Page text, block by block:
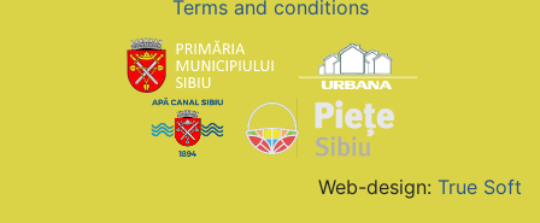
Terms and conditions
Web-design: True Soft